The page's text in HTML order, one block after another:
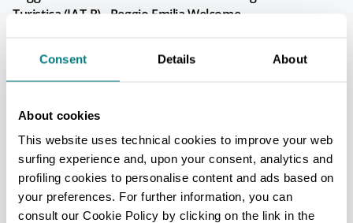
Consent Details About
About cookies
This website uses technical cookies to improve your web
surfing experience and, upon your consent, analytics and
profiling cookies to personalise content and ads based on
your preferences. For further information, you can
consult our Cookie Policy by clicking on the link in the
Turistica (IAT-R) - Reggio Emilia Welcome
Tutti gli uffici di informazione turistica della provincia
REDAZIONE
Redazione Reggio Emilia e pianura
Ultimo aggiornamento 31/07/2024